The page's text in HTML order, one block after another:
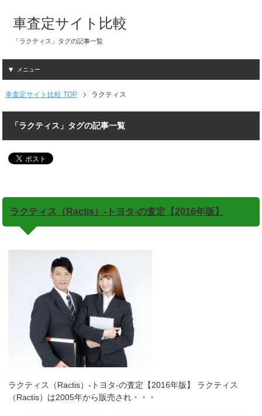
車査定サイト比較
「ラクティス」タグの記事一覧
メニュー
車査定サイト比較 TOP ラクティス
「ラクティス」タグの記事一覧
ラクティス（Ractis）-トヨタ-の査定【2016年版】
ラクティス（Ractis）-トヨタ-の査定【2016年版】 ラクティス
（Ractis）は2005年から販売され・・・